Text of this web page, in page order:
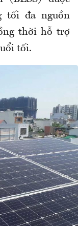
tối đa nguồn
thời hỗ trợ
tối.